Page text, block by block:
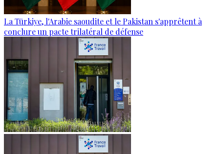
La Türkiye, l'Arabie saoudite et le Pakistan s'apprêtent à
conclure un pacte trilatéral de défense